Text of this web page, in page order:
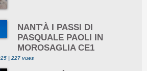
NANT'À I PASSI DI
PASQUALE PAOLI IN
MOROSAGLIA CE1
| 227 vues